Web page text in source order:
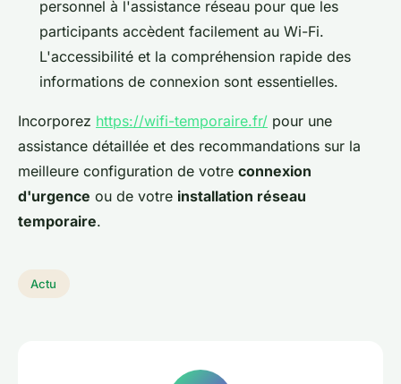
personnel à l'assistance réseau pour que les
participants accèdent facilement au Wi-Fi.
L'accessibilité et la compréhension rapide des
informations de connexion sont essentielles.
Incorporez https://wifi-temporaire.fr/ pour une
assistance détaillée et des recommandations sur la
meilleure configuration de votre connexion
d'urgence ou de votre installation réseau
temporaire.
Actu